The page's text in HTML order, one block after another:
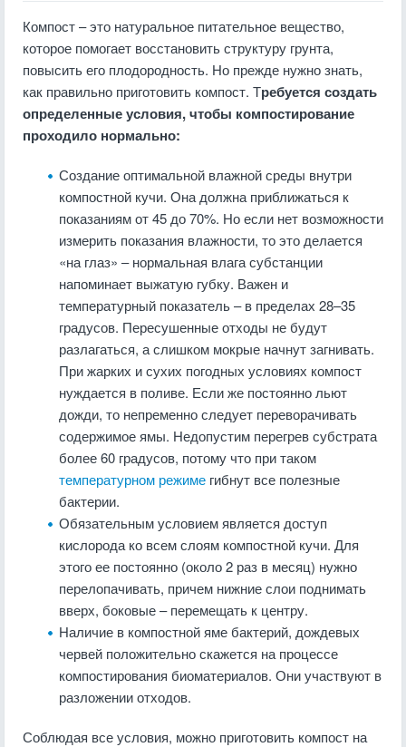
Компост – это натуральное питательное вещество,
которое помогает восстановить структуру грунта,
повысить его плодородность. Но прежде нужно знать,
как правильно приготовить компост. Требуется создать
определенные условия, чтобы компостирование
проходило нормально:
Создание оптимальной влажной среды внутри
компостной кучи. Она должна приближаться к
показаниям от 45 до 70%. Но если нет возможности
измерить показания влажности, то это делается
«на глаз» – нормальная влага субстанции
напоминает выжатую губку. Важен и
температурный показатель – в пределах 28–35
градусов. Пересушенные отходы не будут
разлагаться, а слишком мокрые начнут загнивать.
При жарких и сухих погодных условиях компост
нуждается в поливе. Если же постоянно льют
дожди, то непременно следует переворачивать
содержимое ямы. Недопустим перегрев субстрата
более 60 градусов, потому что при таком
температурном режиме гибнут все полезные
бактерии.
Обязательным условием является доступ
кислорода ко всем слоям компостной кучи. Для
этого ее постоянно (около 2 раз в месяц) нужно
перелопачивать, причем нижние слои поднимать
вверх, боковые – перемещать к центру.
Наличие в компостной яме бактерий, дождевых
червей положительно скажется на процессе
компостирования биоматериалов. Они участвуют в
разложении отходов.
Соблюдая все условия, можно приготовить компост на